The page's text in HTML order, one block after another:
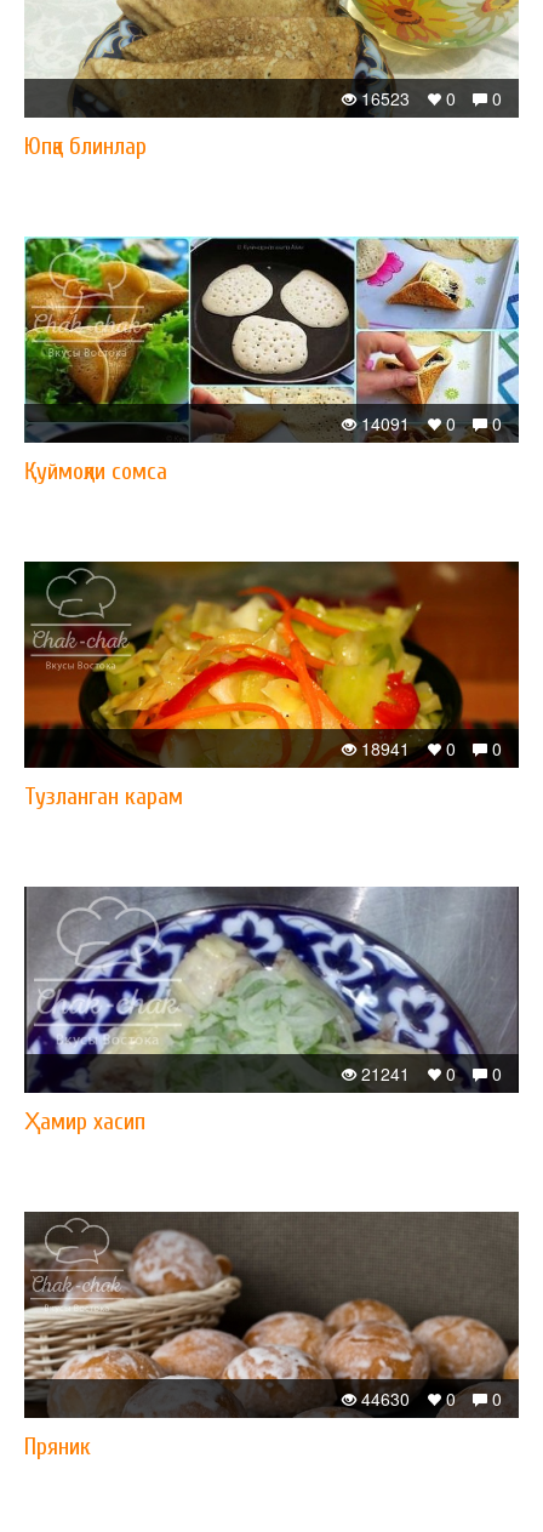
0
0
16523
Юпқа блинлар
0
0
14091
Қуймоқли сомса
0
0
18941
Тузланган карам
0
0
21241
Ҳамир хасип
0
0
44630
Пряник